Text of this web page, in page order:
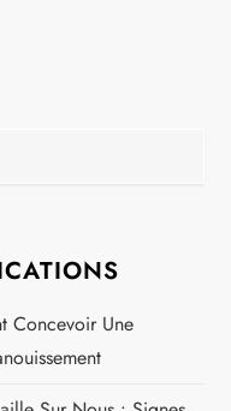
Concevoir Une